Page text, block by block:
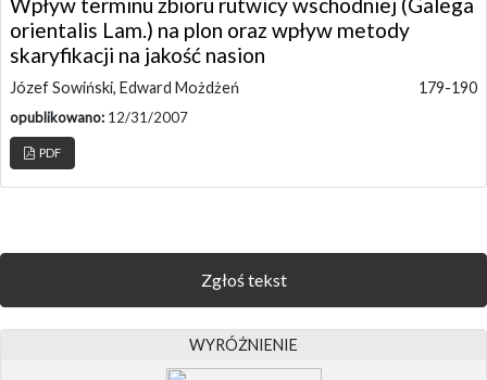
orientalis Lam.) na plon oraz wpływ metody
skaryfikacji na jakość nasion
Józef Sowiński, Edward Możdżeń 179-190
opublikowano: 12/31/2007
PDF
Zgłoś tekst
WYRÓŻNIENIE